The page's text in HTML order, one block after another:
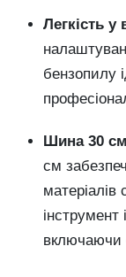
Легкість у
бензопилу
Шина 30
см
матеріалів
включаючи